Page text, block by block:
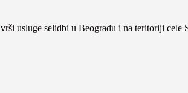
vrši usluge selidbi u Beogradu i na teritoriji cele